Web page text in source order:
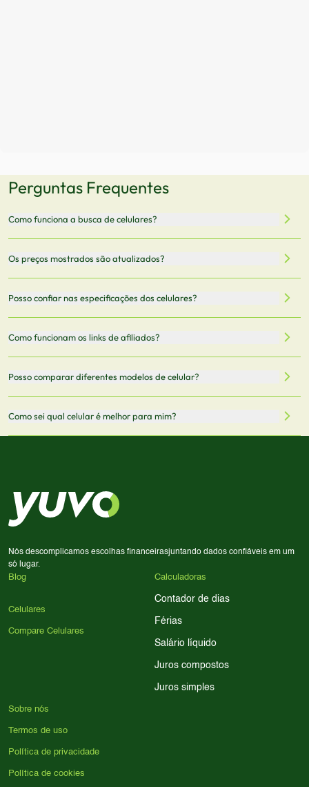
Perguntas Frequentes
Como funciona a busca de celulares?
armazenamento, memória RAM, bateria e conectividade
5G.
Os preços mostrados são atualizados?
vendedor antes de finalizar sua compra.
Posso confiar nas especificações dos celulares?
informações mais recentes de cada modelo.
Como funcionam os links de afiliados?
comissão sem custo adicional para você.
Posso comparar diferentes modelos de celular?
Sim! Você pode selecionar até 3 celulares para comparar
Como sei qual celular é melhor para mim?
processador e bateria são essenciais. Use nossos filtros
para encontrar o celular ideal.
Nós descomplicamos escolhas financeirasjuntando dados confiáveis em um
só lugar.
Blog
Celulares
Compare Celulares
Calculadoras
Contador de dias
Férias
Salário líquido
Juros compostos
Juros simples
Sobre nós
Termos de uso
Política de privacidade
Política de cookies